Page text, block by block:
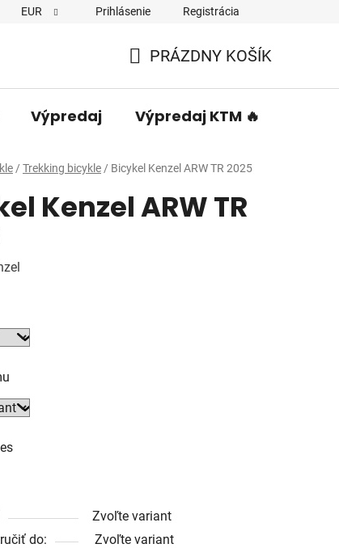
EUR Prihlásenie Registrácia
KOŠÍK
PRÁZDNY KOŠÍK
Výpredaj Výpredaj KTM 🔥
/ Trekking bicykle / Bicykel Kenzel ARW TR 2025
Kenzel ARW TR
Zvoľte variant
do:
Zvoľte variant